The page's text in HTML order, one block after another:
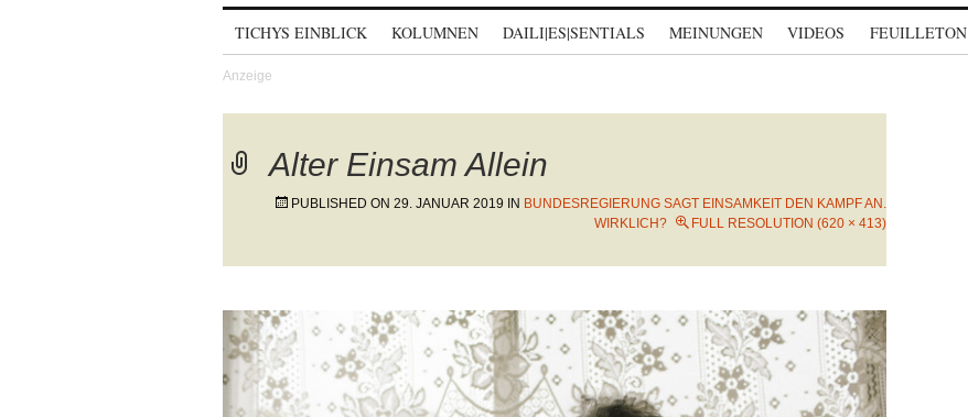
TICHYS EINBLICK KOLUMNEN DAILI|ES|SENTIALS MEINUNGEN VIDEOS FEUILLETON
Alter Einsam Allein
PUBLISHED ON 29. JANUAR 2019 IN BUNDESREGIERUNG SAGT EINSAMKEIT DEN KAMPF AN.
WIRKLICH?
FULL RESOLUTION (620 × 413)